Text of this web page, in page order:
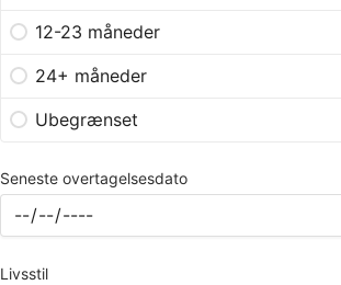
12-23 måneder
24+ måneder
Ubegrænset
Seneste overtagelsesdato
Livsstil